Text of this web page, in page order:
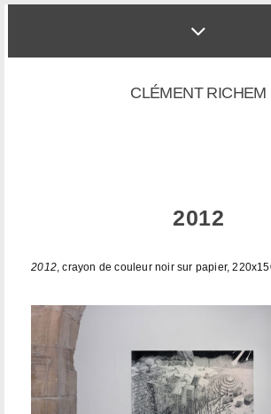
CLÉMENT RICHEM
2012
2012, crayon de couleur noir sur papier,